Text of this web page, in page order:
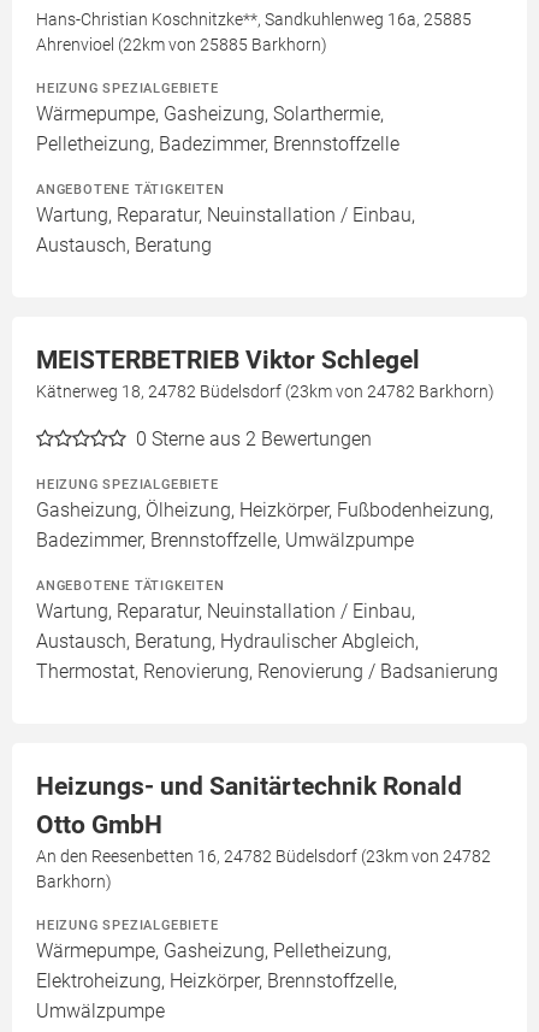
Hans-Christian Koschnitzke**, Sandkuhlenweg 16a, 25885
Ahrenvioel (22km von 25885 Barkhorn)
HEIZUNG SPEZIALGEBIETE
Wärmepumpe, Gasheizung, Solarthermie,
Pelletheizung, Badezimmer, Brennstoffzelle
ANGEBOTENE TÄTIGKEITEN
Wartung, Reparatur, Neuinstallation / Einbau,
Austausch, Beratung
MEISTERBETRIEB Viktor Schlegel
Kätnerweg 18, 24782 Büdelsdorf (23km von 24782 Barkhorn)
0 Sterne aus 2 Bewertungen
HEIZUNG SPEZIALGEBIETE
Gasheizung, Ölheizung, Heizkörper, Fußbodenheizung,
Badezimmer, Brennstoffzelle, Umwälzpumpe
ANGEBOTENE TÄTIGKEITEN
Wartung, Reparatur, Neuinstallation / Einbau,
Austausch, Beratung, Hydraulischer Abgleich,
Thermostat, Renovierung, Renovierung / Badsanierung
Heizungs- und Sanitärtechnik Ronald
Otto GmbH
An den Reesenbetten 16, 24782 Büdelsdorf (23km von 24782
Barkhorn)
HEIZUNG SPEZIALGEBIETE
Wärmepumpe, Gasheizung, Pelletheizung,
Elektroheizung, Heizkörper, Brennstoffzelle,
Umwälzpumpe